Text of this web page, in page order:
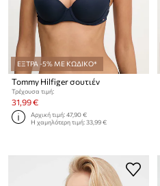
ΕΞΤΡΑ -5% ΜΕ ΚΩΔΙΚΟ*
Tommy Hilfiger σουτιέν
Τρέχουσα τιμή:
31,99 €
Αρχική τιμή:47,90 €
Η χαμηλότερη τιμή:33,99 €